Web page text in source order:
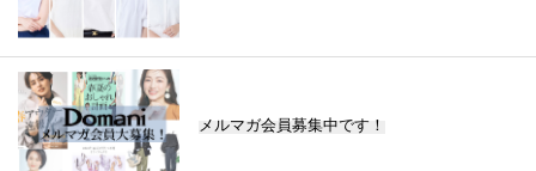
メルマガ会員募集中です！